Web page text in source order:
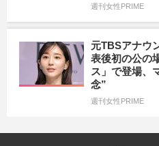
週刊女性PRIME
元TBSアナウ
表後初の公の
ス」で登場、
念”
週刊女性PRIME